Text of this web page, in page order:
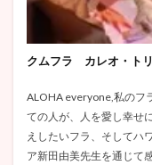
クムフラ カレオ・ト
ALOHA everyone,私のフ
ての人が、人を愛し幸せ
えしたいフラ、そしてハ
ア新田由美先生を通じて